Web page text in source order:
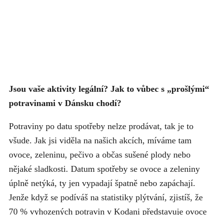
Jsou vaše aktivity legální? Jak to vůbec s „prošlými“
potravinami v Dánsku chodí?
Potraviny po datu spotřeby nelze prodávat, tak je to
všude. Jak jsi viděla na našich akcích, míváme tam
ovoce, zeleninu, pečivo a občas sušené plody nebo
nějaké sladkosti. Datum spotřeby se ovoce a zeleniny
úplně netýká, ty jen vypadají špatně nebo zapáchají.
Jenže když se podíváš na statistiky plýtvání, zjistíš, že
70 % vyhozených potravin v Kodani představuje ovoce